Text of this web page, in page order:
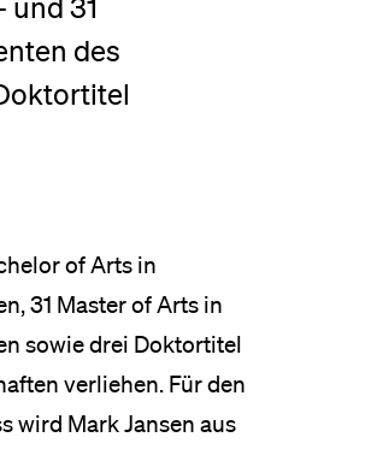
31
des
of Arts in
31 Master of Arts in
sowie drei Doktortitel
verliehen. Für den
wird Mark Jansen aus